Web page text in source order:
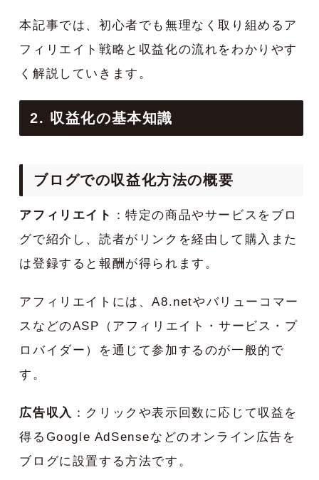
本記事では、初心者でも無理なく取り組めるア
フィリエイト戦略と収益化の流れをわかりやす
く解説していきます。
2. 収益化の基本知識
ブログでの収益化方法の概要
アフィリエイト
：特定の商品やサービスをブロ
グで紹介し、読者がリンクを経由して購入また
は登録すると報酬が得られます。
アフィリエイトには、A8.netやバリューコマー
スなどのASP（アフィリエイト・サービス・プ
ロバイダー）を通じて参加するのが一般的で
す。
広告収入 ：クリックや表示回数に応じて収益を
得るGoogle AdSenseなどのオンライン広告を
ブログに設置する方法です。